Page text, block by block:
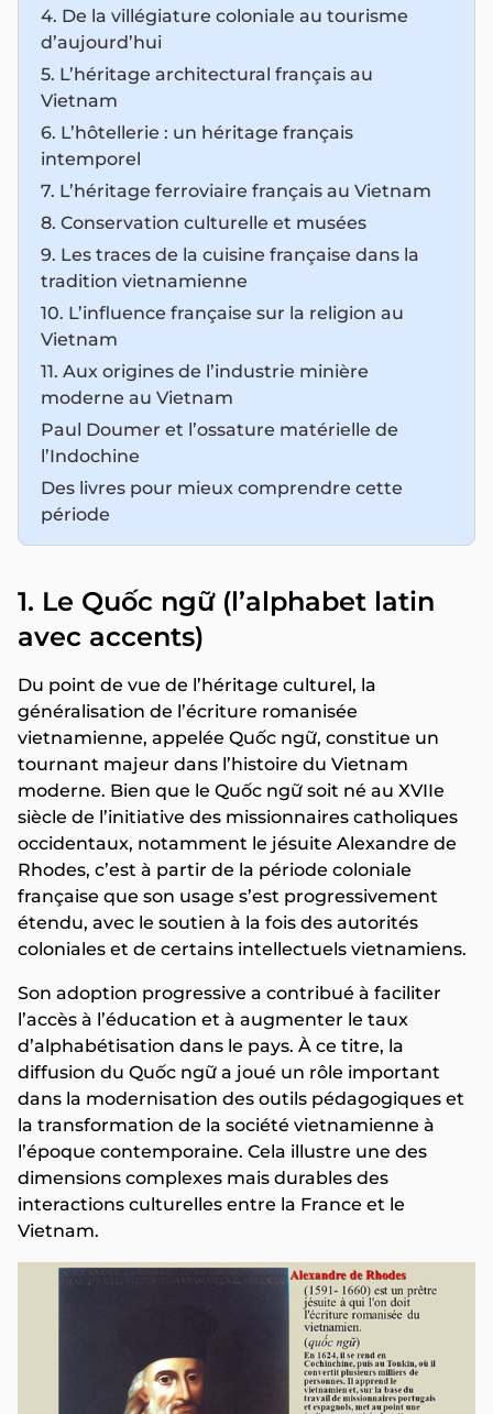
4. De la villégiature coloniale au tourisme
d’aujourd’hui
5. L’héritage architectural français au
Vietnam
6. L’hôtellerie : un héritage français
intemporel
7. L’héritage ferroviaire français au Vietnam
8. Conservation culturelle et musées
9. Les traces de la cuisine française dans la
tradition vietnamienne
10. L’influence française sur la religion au
Vietnam
11. Aux origines de l’industrie minière
moderne au Vietnam
Paul Doumer et l’ossature matérielle de
l’Indochine
Des livres pour mieux comprendre cette
période
1. Le Quốc ngữ (l’alphabet latin
avec accents)
Du point de vue de l’héritage culturel, la
généralisation de l’écriture romanisée
vietnamienne, appelée Quốc ngữ, constitue un
tournant majeur dans l’histoire du Vietnam
moderne. Bien que le Quốc ngữ soit né au XVIIe
siècle de l’initiative des missionnaires catholiques
occidentaux, notamment le jésuite Alexandre de
Rhodes, c’est à partir de la période coloniale
française que son usage s’est progressivement
étendu, avec le soutien à la fois des autorités
coloniales et de certains intellectuels vietnamiens.
Son adoption progressive a contribué à faciliter
l’accès à l’éducation et à augmenter le taux
d’alphabétisation dans le pays. À ce titre, la
diffusion du Quốc ngữ a joué un rôle important
dans la modernisation des outils pédagogiques et
la transformation de la société vietnamienne à
l’époque contemporaine. Cela illustre une des
dimensions complexes mais durables des
interactions culturelles entre la France et le
Vietnam.